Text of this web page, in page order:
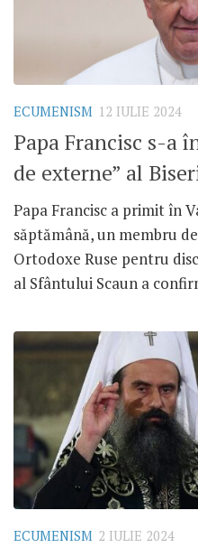
ECUMENISM 12 IULIE 2024
Papa Francisc s-a
de externe” al
Papa Francisc a primit în
săptămână, un membru
Ortodoxe Ruse pentru
al Sfântului Scaun a
ECUMENISM 2 IULIE 2024